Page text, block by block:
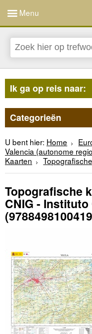
Menu
Ik ga op reis naar:
Categorieën
U bent hier: Home
Valencia (autonome
Kaarten
Topografische
CNIG -